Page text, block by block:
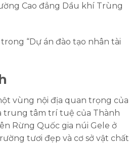
Cao đẳng Dầu khí Trùng
“Dự án đào tạo nhân tài
vùng nội địa quan trọng của
trung tâm trí tuệ của Thành
Rừng Quốc gia núi Gele ở
tươi đẹp và cơ sở vật chất